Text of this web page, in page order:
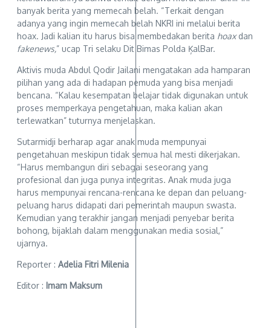
banyak berita yang memecah belah. “Terkait dengan
adanya yang ingin memecah belah NKRI ini melalui berita
hoax. Jadi kalian itu harus bisa membedakan berita hoaxdan
fakenews,” ucap Tri selaku Dit Bimas Polda ĶalBar.
Aktivis muda Abdul Qodir Jailani mengatakan ada hamparan
pilihan yang ada di hadapan pemuda yang bisa menjadi
bencana. “Kalau kesempatan belajar tidak digunakan untuk
proses memperkaya pengetahuan, maka kalian akan
terlewatkan” tuturnya menjelaskan.
Sutarmidji berharap agar anak muda mempunyai
pengetahuan meskipun tidak semua hal mesti dikerjakan.
“Harus membangun diri sebagai seseorang yang
profesional dan juga punya integritas. Anak muda juga
harus mempunyai rencana-rencana ke depan dan peluang-
peluang harus didapati dari pemerintah maupun swasta.
Kemudian yang terakhir jangan menjadi penyebar berita
bohong, bijaklah dalam menggunakan media sosial,”
ujarnya.
Reporter : Adelia Fitri Milenia
Editor : Imam Maksum